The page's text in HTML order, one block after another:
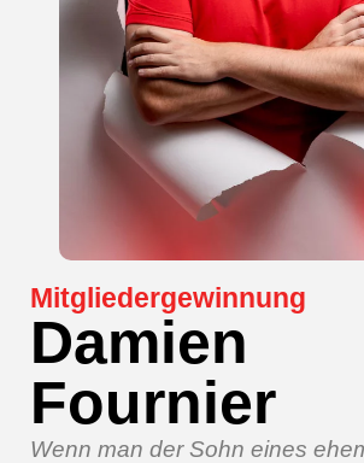
Mitgliedergewinnung
Damien
Fournier
Wenn man der Sohn eines